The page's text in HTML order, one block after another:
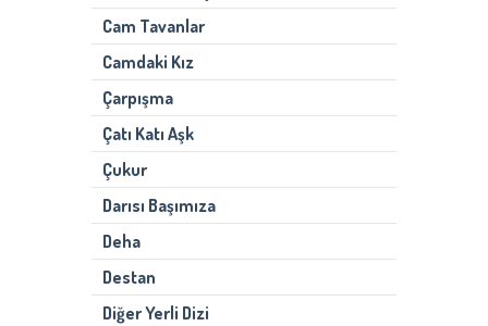
Cam Tavanlar
Camdaki Kız
Çarpışma
Çatı Katı Aşk
Çukur
Darısı Başımıza
Deha
Destan
Diğer Yerli Dizi